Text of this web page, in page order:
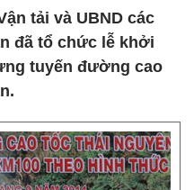
tải và UBND các
đã tổ chức lễ khởi
tuyến đường cao